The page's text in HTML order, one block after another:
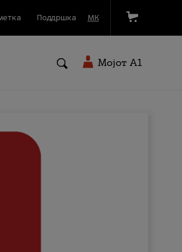
Поддршка МК
Мојот A1